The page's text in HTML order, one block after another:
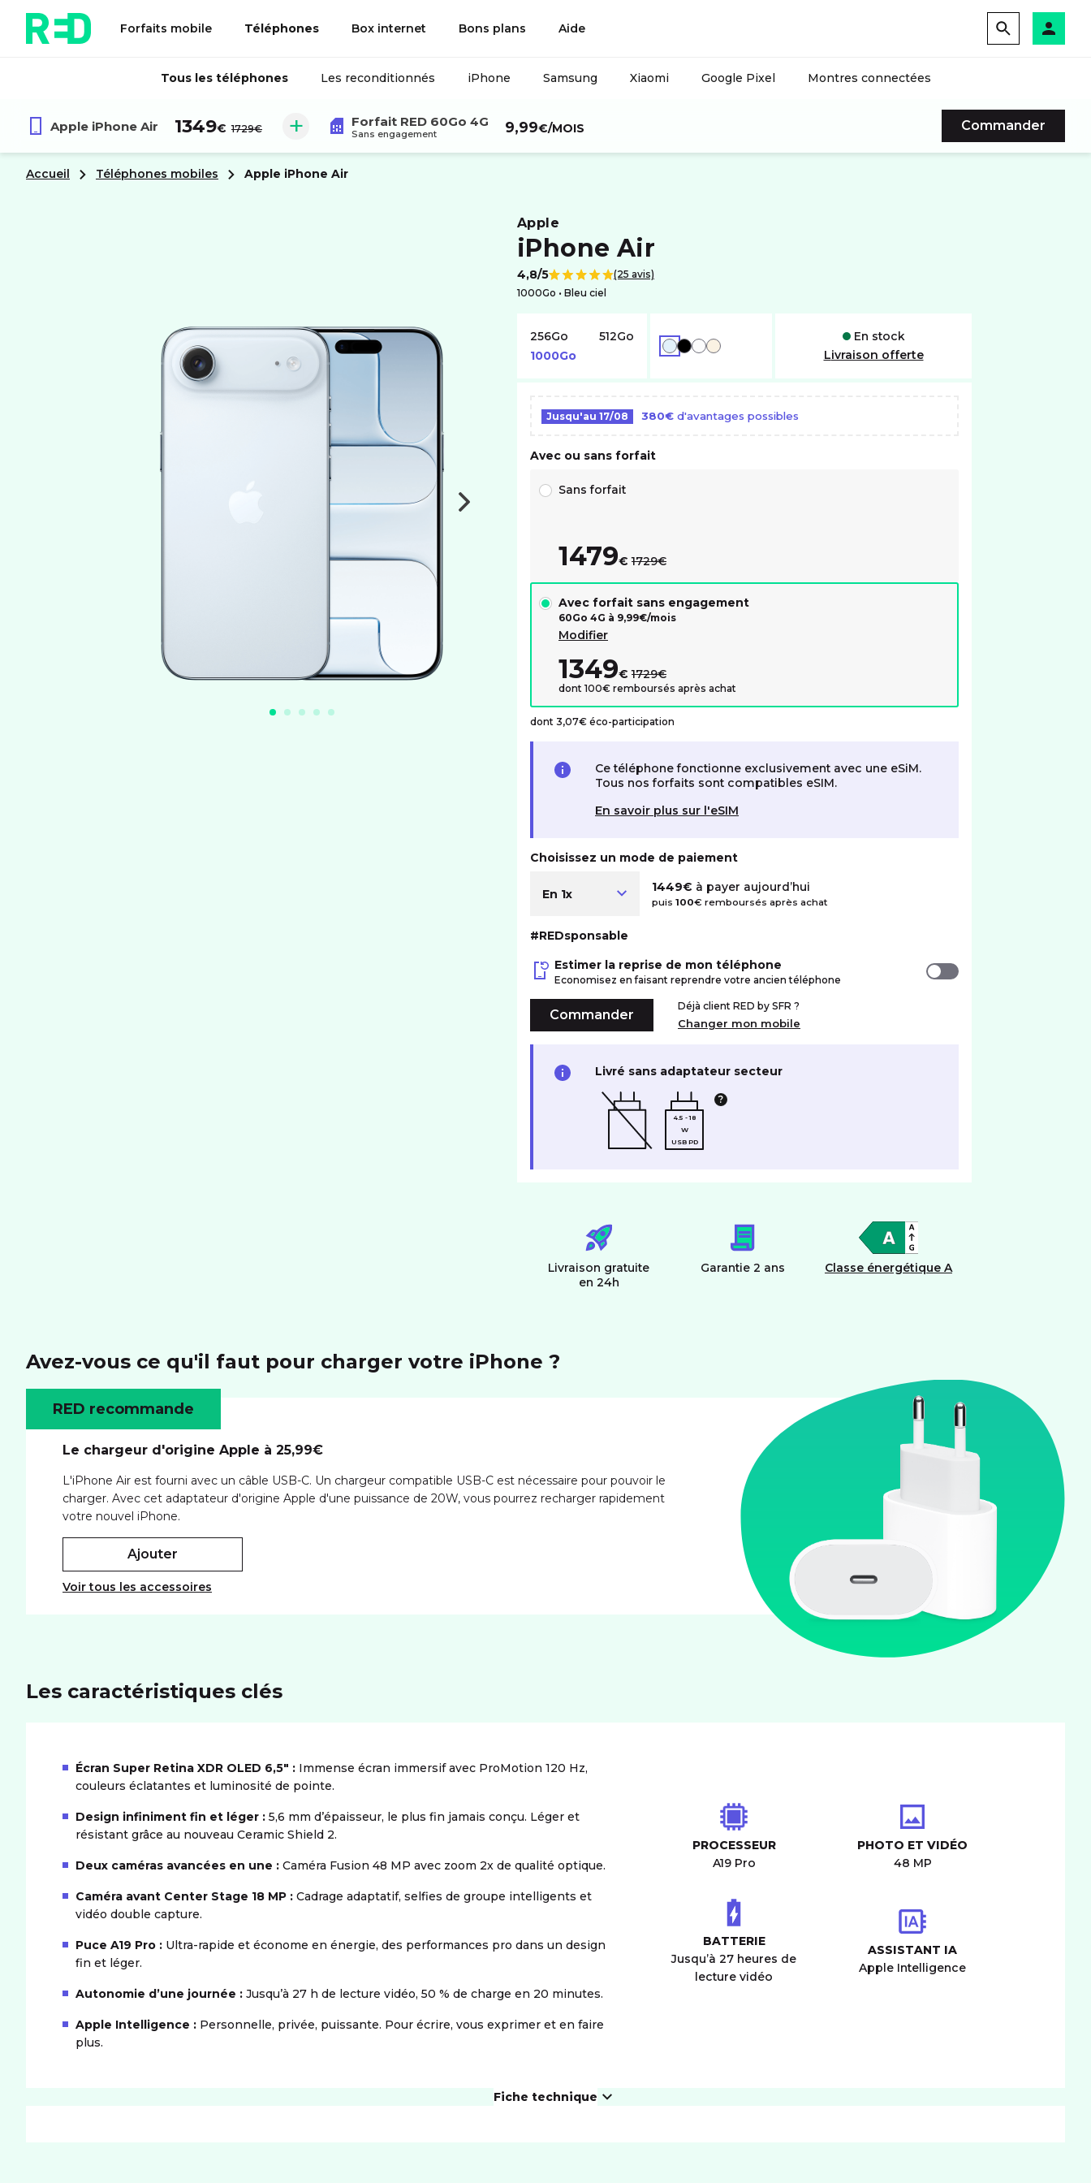
Forfaits mobile Téléphones Box internet Bons plans Aide
Tous les téléphones Les reconditionnés iPhone Samsung Xiaomi Google Pixel Montres connectées
Apple iPhone Air 1349€ au lieu de :
1729€ Forfait RED 60Go 4G
Sans engagement 9,99€/MOIS Commander
Accueil Téléphones mobiles apple iPhone Air
apple
iPhone Air
Note de
4,8/5
(25 avis)
1000Go •
bleu ciel
256Go
512Go
1000Go
BLEU NOIR BLANC OR
En stock
Livraison offerte
Jusqu'au 17/08 380€ d'avantages possibles
Avec ou sans forfait
Sans forfait
1479€ 1729€
Avec forfait sans engagement
60Go 4G à 9,99€/mois
Modifier
1349€ 1729€
dont 100€ remboursés après achat
dont 3,07€ éco-participation
Ce téléphone fonctionne exclusivement avec une eSiM.
Tous nos forfaits sont compatibles eSIM.
En savoir plus sur l'eSIM
Choisissez un mode de paiement
En 1x 1449€ à payer aujourd’hui
puis 100€ remboursés après achat
#REDsponsable
Estimer la reprise de mon téléphone
Economisez en faisant reprendre votre ancien téléphone
Commander
Déjà client RED by SFR ?
Changer mon mobile
Livré sans adaptateur secteur
4.5 - 18
W
USB PD
Livraison gratuite
en 24h
Garantie 2 ans Classe énergétique A
Avez-vous ce qu'il faut pour charger votre iPhone ?
RED recommande
Le chargeur d'origine Apple à 25,99€
L'iPhone Air est fourni avec un câble USB-C. Un chargeur compatible USB-C est nécessaire pour pouvoir le
charger. Avec cet adaptateur d'origine Apple d'une puissance de 20W, vous pourrez recharger rapidement
votre nouvel iPhone.
ajouter
Voir tous les accessoires
Les caractéristiques clés
Écran Super Retina XDR OLED 6,5″ : Immense écran immersif avec ProMotion 120 Hz,
couleurs éclatantes et luminosité de pointe.
Design infiniment fin et léger : 5,6 mm d’épaisseur, le plus fin jamais conçu. Léger et
résistant grâce au nouveau Ceramic Shield 2.
Deux caméras avancées en une : Caméra Fusion 48 MP avec zoom 2x de qualité optique.
Caméra avant Center Stage 18 MP : Cadrage adaptatif, selfies de groupe intelligents et
vidéo double capture.
Puce A19 Pro : Ultra-rapide et économe en énergie, des performances pro dans un design
fin et léger.
Autonomie d’une journée : Jusqu’à 27 h de lecture vidéo, 50 % de charge en 20 minutes.
Apple Intelligence : Personnelle, privée, puissante. Pour écrire, vous exprimer et en faire
plus.
PROCESSEUR
A19 Pro
PHOTO ET VIDÉO
48 MP
BATTERIE
Jusqu’à 27 heures de
lecture vidéo
ASSISTANT IA
Apple Intelligence
Fiche technique